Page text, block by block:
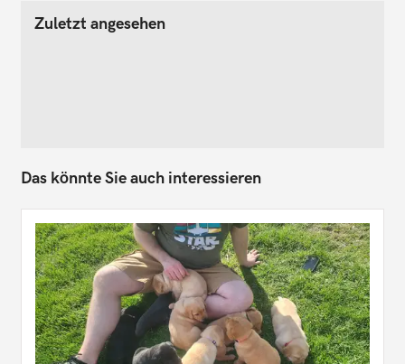
Zuletzt angesehen
Das könnte Sie auch interessieren